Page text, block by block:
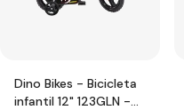
Dino Bikes - Bicicleta
infantil 12" 123GLN -